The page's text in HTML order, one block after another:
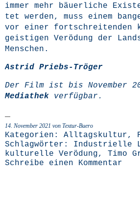
immer mehr bäu­er­li­che
tet wer­den, muss einem
vor einer fort­schrei­ten­den
geis­ti­gen Ver­ödung der
Menschen.
Astrid Priebs-Trö­ger
Der Film ist bis Novem­ber
Media­thek ver­füg­bar.
14. November 2021 von Textur-Buero
Kategorien: Alltagskultur,
Schlagwörter: Industrielle
kulturelle Verödung, Timo
Schreibe einen Kommentar